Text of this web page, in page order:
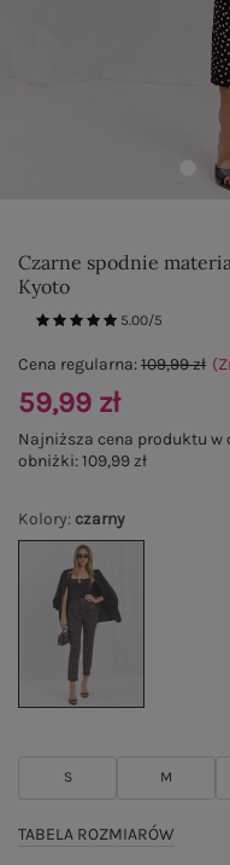
Czarne spodnie
Kyoto
5.00/5
Kolory: czarny
S M
TABELA ROZMIARÓW
Cena regularna:109,99 zł
59,99 zł
Najniższa cena produktu w
obniżki:109,99 zł